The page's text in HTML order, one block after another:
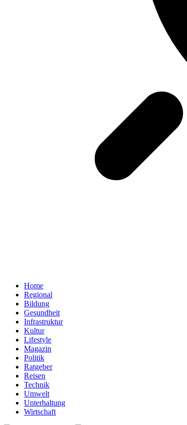
Home
Regional
Bildung
Gesundheit
Infrastruktur
Kultur
Lifestyle
Magazin
Politik
Ratgeber
Reisen
Technik
Umwelt
Unterhaltung
Wirtschaft